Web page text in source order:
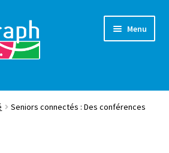
Menu
Seniors connectés : Des conférences